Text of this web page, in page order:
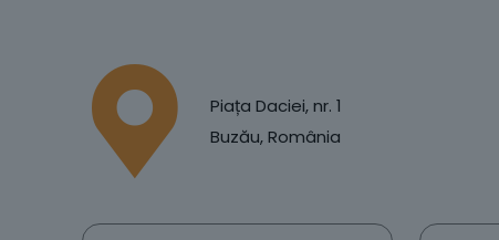
Piața Daciei, nr. 1
Buzău, România